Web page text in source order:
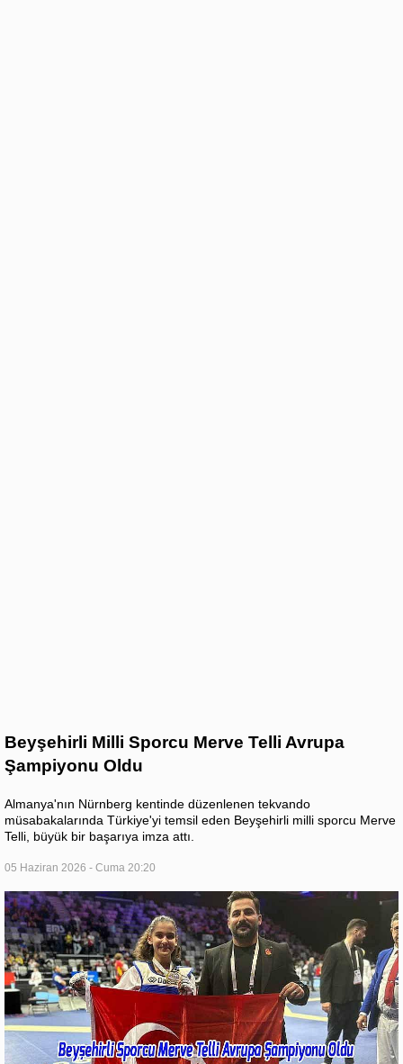
Beyşehirli Milli Sporcu Merve Telli Avrupa
Şampiyonu Oldu
Almanya'nın Nürnberg kentinde düzenlenen tekvando
müsabakalarında Türkiye'yi temsil eden Beyşehirli milli sporcu Merve
Telli, büyük bir başarıya imza attı.
05 Haziran 2026 - Cuma 20:20